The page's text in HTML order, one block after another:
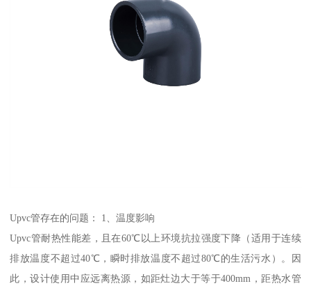
Upvc管存在的问题： 1、温度影响
Upvc管耐热性能差，且在60℃以上环境抗拉强度下降（适用于连续
排放温度不超过40℃，瞬时排放温度不超过80℃的生活污水）。因
此，设计使用中应远离热源，如距灶边大于等于400mm，距热水管